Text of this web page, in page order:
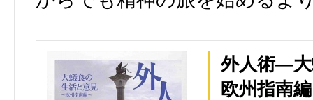
外人術―大
欧州指南編